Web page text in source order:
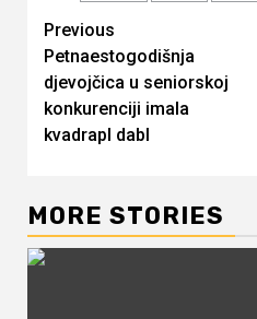
Continue
Reading
Previous
Petnaestogodišnja
djevojčica u seniorskoj
konkurenciji imala
kvadrapl dabl
MORE STORIES